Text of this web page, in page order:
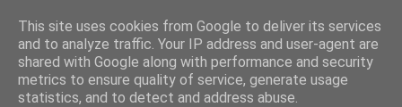
Hansoku
Kilpajudon erikoissivusto
This site uses cookies from Google to deliver its services
and to analyze traffic. Your IP address and user-agent are
shared with Google along with performance and security
metrics to ensure quality of service, generate usage
statistics, and to detect and address abuse.